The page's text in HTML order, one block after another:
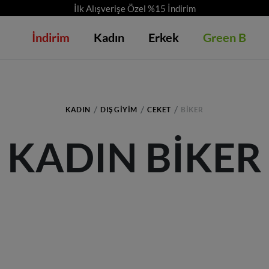
İlk Alışverişe Özel %15 İndirim
İndirim Kadın Erkek Green B
KADIN DIŞ GIYIM CEKET BIKER
KADIN BIKER